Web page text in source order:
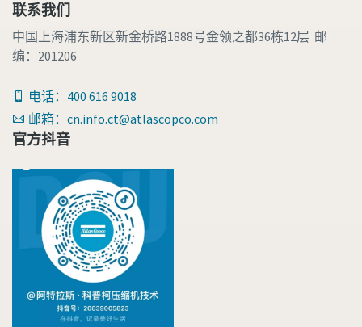
联系我们
中国上海浦东新区新金桥路1888号金领之都36栋12层 邮
编：201206
电话：400 616 9018
邮箱：cn.info.ct@atlascopco.com
官方抖音